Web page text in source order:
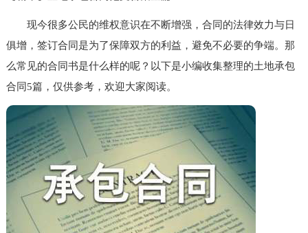
现今很多公民的维权意识在不断增强，合同的法律效力与日
俱增，签订合同是为了保障双方的利益，避免不必要的争端。那
么常见的合同书是什么样的呢？以下是小编收集整理的土地承包
合同5篇，仅供参考，欢迎大家阅读。